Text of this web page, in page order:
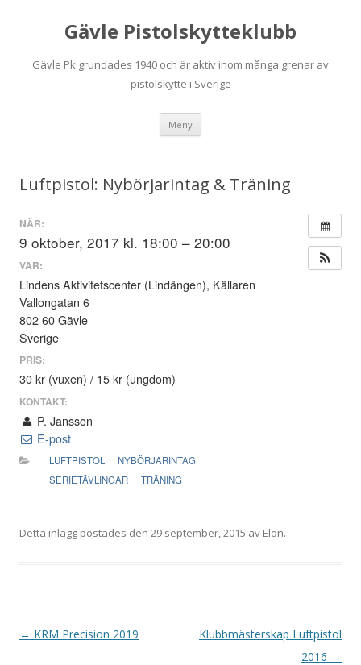
Gävle Pistolskytteklubb
Gävle Pk grundades 1940 och är aktiv inom många grenar av
pistolskytte i Sverige
Meny
Luftpistol: Nybörjarintag & Träning
NÄR:
9 oktober, 2017 kl. 18:00 – 20:00
VAR:
Lindens Aktivitetscenter (Lindängen), Källaren
Vallongatan 6
802 60 Gävle
Sverige
PRIS:
30 kr (vuxen) / 15 kr (ungdom)
KONTAKT:
P. Jansson
E-post
LUFTPISTOL
NYBÖRJARINTAG
SERIETÄVLINGAR
TRÄNING
Detta inlägg postades den 29 september, 2015 av Elon.
I← KRM Precision 2019
Klubbmästerskap Luftpistol
2016 →